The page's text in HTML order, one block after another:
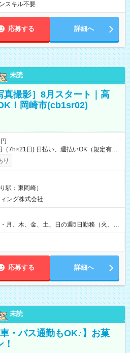
スキル不要
応募する 詳細へ
未読
真撮影］8月スタート｜高
！岡崎市(cb1sr02)
、週払いOK（規定有
用期間なし
り
駅：東岡崎）
ング株式会社
月、木、金、土、日の週5日勤務（火、水
年末年始等、長期休暇有り！） ・ワンシ
0～5h/月）
応募する 詳細へ
未読
・バス通勤もOK♪】お菓